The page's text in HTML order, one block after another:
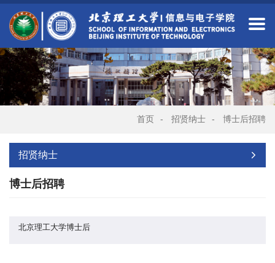
首页 - 招贤纳士 - 博士后招聘
招贤纳士
博士后招聘
北京理工大学博士后